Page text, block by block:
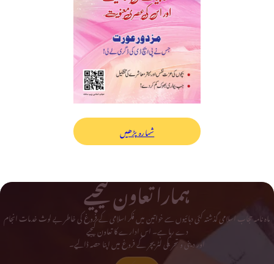
شمارہ پڑھیں
ہمارا تعاون کیجیے
ماہ نامہ حجاب اسلامی گذشتہ کئی دہائیوں سے خواتین میں فکر اسلامی کے فروغ کی خاطر بے لوث خدمات انجام
دے رہا ہے۔ اس ادارے کا تعاون کیجیے
اور دینی و تحریکی لٹریچر کے فروغ میں اپنا حصہ ڈالیے۔